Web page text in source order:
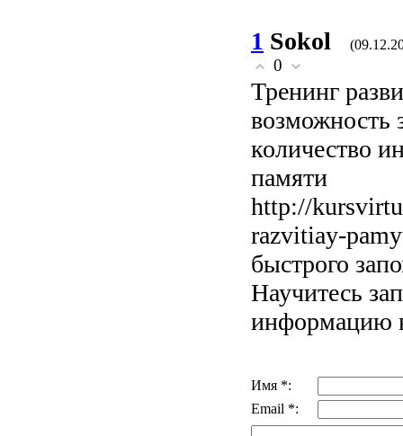
1 Sokol
0
Тренинг
возможность
количество
памяти
http://
razvitiay-
быстрого
Научитесь
информацию
Имя *:
Email *: